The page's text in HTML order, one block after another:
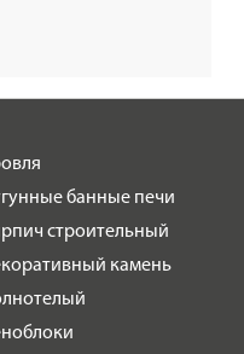
банные печи
строительный
камень